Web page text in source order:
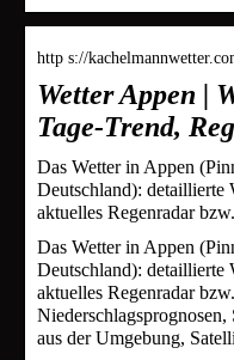
http s://
Wetter Appen |
Tage-Trend,
Das Wetter in Appen
Deutschland): detaillierte
aktuelles Regenradar bzw.
Das Wetter in Appen
Deutschland): detaillierte
aktuelles Regenradar
aus der Umgebung,